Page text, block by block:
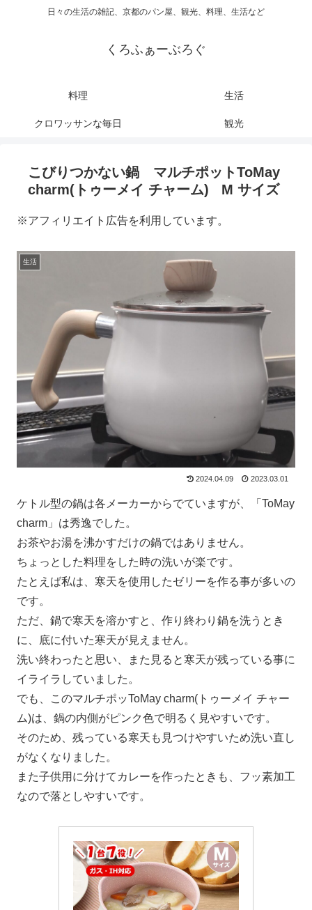
日々の生活の雑記、京都のパン屋、観光、料理、生活など
くろふぁーぶろぐ
料理 生活
クロワッサンな毎日 観光
こびりつかない鍋 マルチポットToMay
charm(トゥーメイ チャーム) M サイズ
※アフィリエイト広告を利用しています。
生活
2024.04.09 2023.03.01
ケトル型の鍋は各メーカーからでていますが、「ToMay
charm」は秀逸でした。
お茶やお湯を沸かすだけの鍋ではありません。
ちょっとした料理をした時の洗いが楽です。
たとえば私は、寒天を使用したゼリーを作る事が多いの
です。
ただ、鍋で寒天を溶かすと、作り終わり鍋を洗うとき
に、底に付いた寒天が見えません。
洗い終わったと思い、また見ると寒天が残っている事に
イライラしていました。
でも、このマルチポッToMay charm(トゥーメイ チャー
ム)は、鍋の内側がピンク色で明るく見やすいです。
そのため、残っている寒天も見つけやすいため洗い直し
がなくなりました。
また子供用に分けてカレーを作ったときも、フッ素加工
なので落としやすいです。